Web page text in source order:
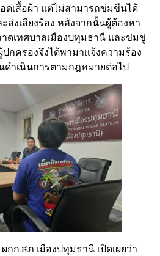
เสื้อผ้า แต่ไม่สามารถข่มขืนได้
ส่งเสียงร้อง หลังจากนั้นผู้ต้องหา
ดเทศบาลเมืองปทุมธานี และข่มขู่
ปกครองจึงได้พามาแจ้งความร้อง
ำเนินการตามกฎหมายต่อไป
กก.สภ.เมืองปทุมธานี เปิดเผยว่า